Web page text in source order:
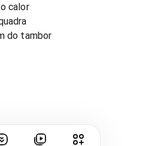
calor
do tambor